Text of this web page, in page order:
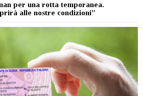
per una rotta temporanea.
alle nostre condizioni”